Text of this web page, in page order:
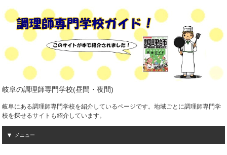
岐阜の調理師専門学校(昼間・夜間)
岐阜にある調理師専門学校を紹介しているページです。地域ごとに調理師専門学
校を探せるサイトも紹介しています。
メニュー